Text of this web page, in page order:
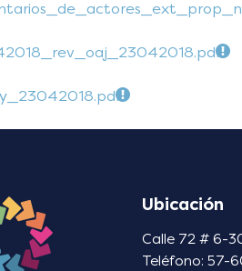
Ubicación
Calle 72 # 6-
Teléfono: 57-